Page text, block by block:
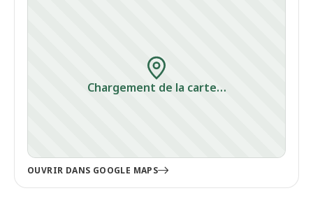
Chargement de la carte…
OUVRIR DANS GOOGLE MAPS